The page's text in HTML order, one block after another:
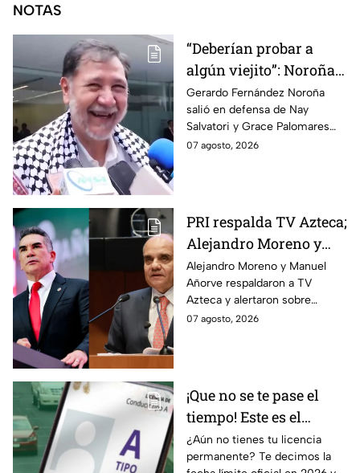
NOTAS
“Deberían probar a
algún viejito”: Noroña
reacciona a polémico
video de Nay Salvatori
y Grace Palomares
Gerardo Fernández Noroña
salió en defensa de Nay
Salvatori y Grace Palomares
tras sus comentarios
07 agosto, 2026
PRI respalda TV Azteca;
Alejandro Moreno y
Manuel Añorve
denuncian riesgos para
la libertad de expresión
Alejandro Moreno y Manuel
Añorve respaldaron a TV
Azteca y alertaron sobre
riesgos para la libertad de
07 agosto, 2026
¡Que no se te pase el
tiempo! Este es el
último día para
tramitar la licencia
¿Aún no tienes tu licencia
permanente? Te decimos la